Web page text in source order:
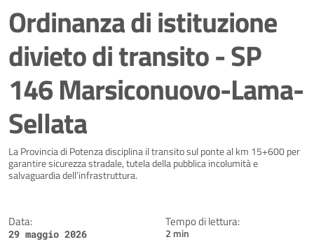
Ordinanza di istituzione
divieto di transito - SP
146 Marsiconuovo-Lama-
Sellata
Dettagli della notizia
La Provincia di Potenza disciplina il transito sul ponte al km 15+600 per
garantire sicurezza stradale, tutela della pubblica incolumità e
salvaguardia dell’infrastruttura.
Data:
29 maggio 2026
Tempo di lettura:
2 min